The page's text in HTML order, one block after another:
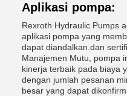
Aplikasi pompa:
Rexroth Hydraulic Pumps
aplikasi pompa yang
dapat diandalkan.dan
Manajemen Mutu, pompa
kinerja terbaik pada biaya
dengan jumlah pesanan
besar yang dapat